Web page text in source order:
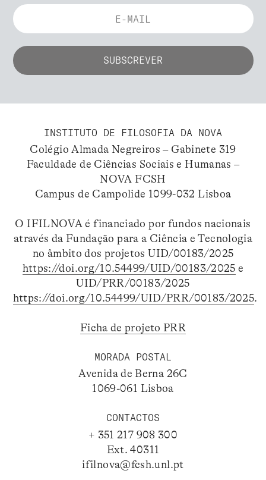
INSTITUTO DE FILOSOFIA DA NOVA
Colégio Almada Negreiros – Gabinete 319
Faculdade de Ciências Sociais e Humanas –
NOVA FCSH
Campus de Campolide 1099-032 Lisboa
O IFILNOVA é financiado por fundos nacionais
através da Fundação para a Ciência e Tecnologia
no âmbito dos projetos UID/00183/2025
https://doi.org/10.54499/UID/00183/2025 e
UID/PRR/00183/2025
https://doi.org/10.54499/UID/PRR/00183/2025.
Ficha de projeto PRR
MORADA POSTAL
Avenida de Berna 26C
1069-061 Lisboa
CONTACTOS
+ 351 217 908 300
Ext. 40311
ifilnova@fcsh.unl.pt